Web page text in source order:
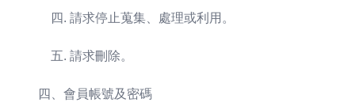
請求停止蒐集、處理或利用。
請求刪除。
四、會員帳號及密碼